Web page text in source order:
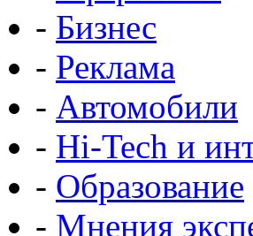
- Бизнес
- Реклама
- Автомобили
- Hi-Tech и
- Образование
- Мнения